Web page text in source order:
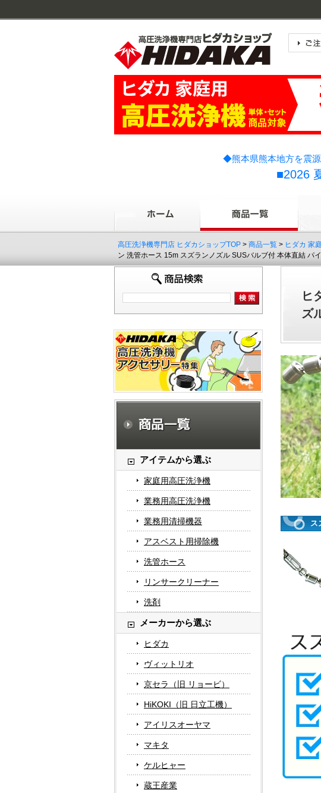
◆熊本県熊本地方を震
■2026
高圧洗浄機専門店 ヒダカショップTOP > 商品一覧 > ヒダカ 家
ン 洗管ホース 15m スズランノズル SUSバルブ付 本体直結 パ
アイテムから選ぶ
家庭用高圧洗浄機
業務用高圧洗浄機
業務用清掃機器
アスベスト用掃除機
洗管ホース
リンサークリーナー
洗剤
メーカーから選ぶ
ヒダカ
ヴィットリオ
京セラ（旧 リョービ）
HiKOKI（旧 日立工機）
アイリスオーヤマ
マキタ
ケルヒャー
蔵王産業
ヒ
ズ
ス